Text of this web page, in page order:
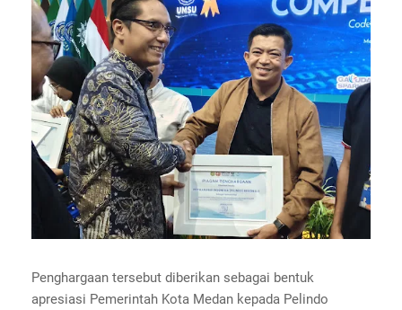
Penghargaan tersebut diberikan sebagai bentuk
apresiasi Pemerintah Kota Medan kepada Pelindo